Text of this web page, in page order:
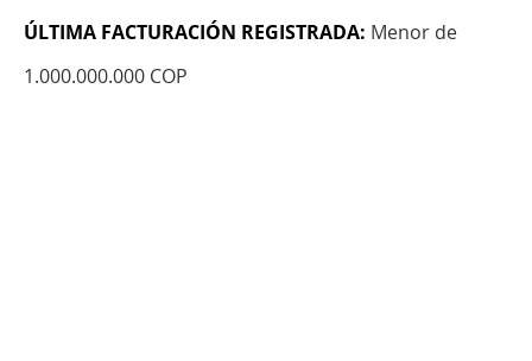
ÚLTIMA FACTURACIÓN REGISTRADA: Menor de
1.000.000.000 COP